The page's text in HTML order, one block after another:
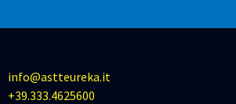
info@astteureka.it
+39.333.4625600